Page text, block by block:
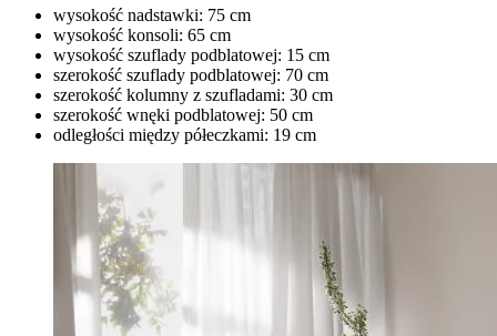
wysokość nadstawki: 75 cm
wysokość konsoli: 65 cm
wysokość szuflady podblatowej: 15 cm
szerokość szuflady podblatowej: 70 cm
szerokość kolumny z szufladami: 30 cm
szerokość wnęki podblatowej: 50 cm
odległości między półeczkami: 19 cm